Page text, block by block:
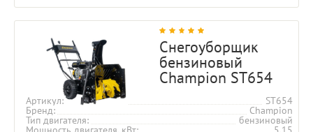
Снегоуборщик
бензиновый
Champion ST654
Артикул ST654
Бренд Champion
Тип двигателя бензиновый